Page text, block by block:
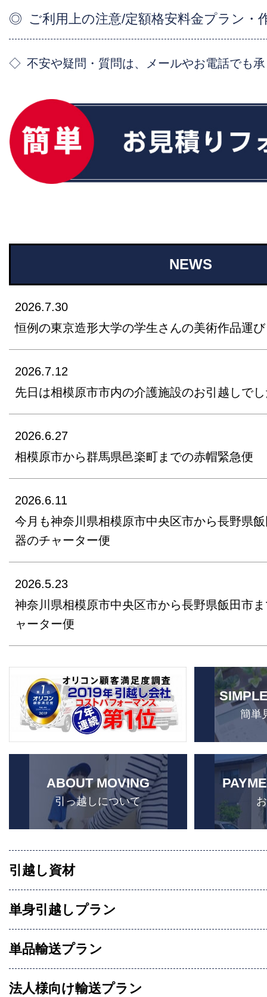
ご利用上の注意/定額格安料金プラン・
不安や疑問・質問は、メールやお電話でも
NEWS
2026.7.30
恒例の東京造形大学の学生さんの美術作品運び
2026.7.12
先日は相模原市市内の介護施設のお引越しで
2026.6.27
相模原市から群馬県邑楽町までの赤帽緊急便
2026.6.11
今月も神奈川県相模原市中央区市から長野県
器のチャーター便
2026.5.23
神奈川県相模原市中央区市から長野県飯田市
ャーター便
簡単
ABOUT MOVING
引っ越しについて
引越し資材
単身引越しプラン
単品輸送プラン
法人様向け輸送プラン